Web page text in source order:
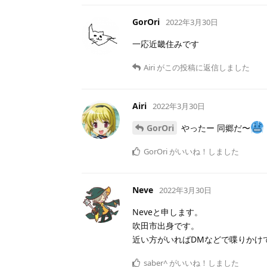
GorOri 2022年3月30日
一応近畿住みです
Airi がこの投稿に返信しました
Airi 2022年3月30日
GorOri やったー 同郷だ〜
GorOri がいいね！しました
Neve 2022年3月30日
Neveと申します。
吹田市出身です。
近い方がいればDMなどで喋りかけ
saber^ がいいね！しました